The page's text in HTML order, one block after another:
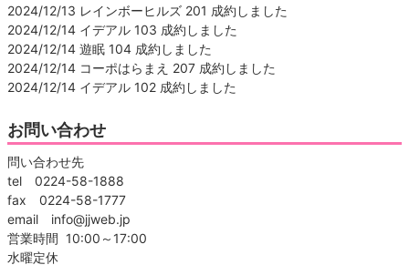
2024/12/13 レインボーヒルズ 201 成約しました
2024/12/14 イデアル 103 成約しました
2024/12/14 遊眠 104 成約しました
2024/12/14 コーポはらまえ 207 成約しました
2024/12/14 イデアル 102 成約しました
お問い合わせ
問い合わせ先
tel 0224-58-1888
fax 0224-58-1777
email info@jjweb.jp
営業時間 10:00～17:00
水曜定休